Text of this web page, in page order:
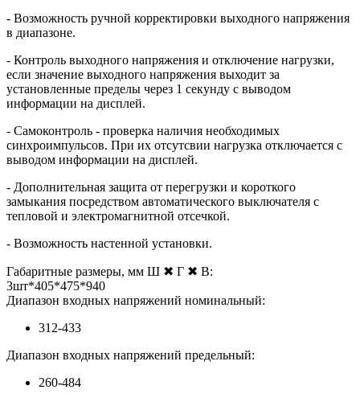
- Возможность ручной корректировки выходного напряжения
в диапазоне.
- Контроль выходного напряжения и отключение нагрузки,
если значение выходного напряжения выходит за
установленные пределы через 1 секунду с выводом
информации на дисплей.
- Самоконтроль - проверка наличия необходимых
синхроимпульсов. При их отсутсвии нагрузка отключается с
выводом информации на дисплей.
- Дополнительная защита от перегрузки и короткого
замыкания посредством автоматического выключателя с
тепловой и электромагнитной отсечкой.
- Возможность настенной установки.
Габаритные размеры, мм Ш ✖ Г ✖ В:
3шт*405*475*940
Диапазон входных напряжений номинальный:
312-433
Диапазон входных напряжений предельный:
260-484